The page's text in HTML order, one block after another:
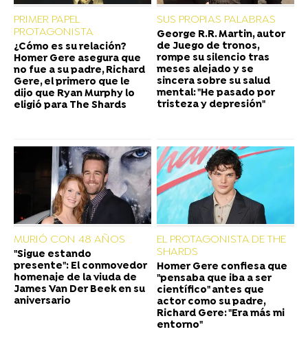
PRIMER PAPEL
PROTAGONISTA
¿Cómo es su relación?
Homer Gere asegura que
no fue a su padre, Richard
Gere, el primero que le
dijo que Ryan Murphy lo
eligió para The Shards
SUS PROPIAS PALABRAS
George R.R. Martin, autor
de Juego de tronos,
rompe su silencio tras
meses alejado y se
sincera sobre su salud
mental: "He pasado por
tristeza y depresión"
MURIÓ CON 48 AÑOS
"Sigue estando
presente": El conmovedor
homenaje de la viuda de
James Van Der Beek en su
aniversario
EL PROTAGONISTA DE THE
SHARDS
Homer Gere confiesa que
"pensaba que iba a ser
científico" antes que
actor como su padre,
Richard Gere: "Era más mi
entorno"